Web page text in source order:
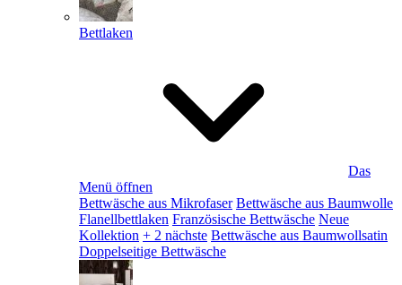
Bettlaken
Das
Menü öffnen
Bettwäsche aus Mikrofaser Bettwäsche aus Baumwolle
Flanellbettlaken Französische Bettwäsche Neue
Kollektion + 2 nächste Bettwäsche aus Baumwollsatin
Doppelseitige Bettwäsche